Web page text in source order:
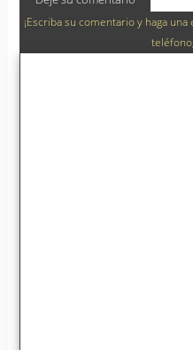
¡Escriba su comentario y haga